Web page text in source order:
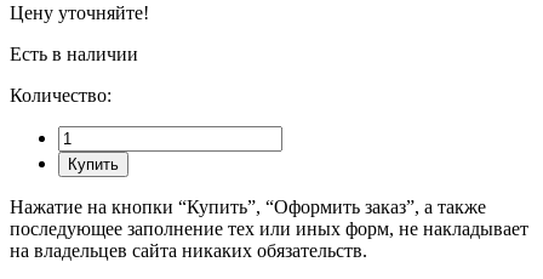
Цену уточняйте!
Есть в наличии
Количество:
Купить
Нажатие на кнопки “Купить”, “Оформить заказ”, а также
последующее заполнение тех или иных форм, не накладывает
на владельцев сайта никаких обязательств.